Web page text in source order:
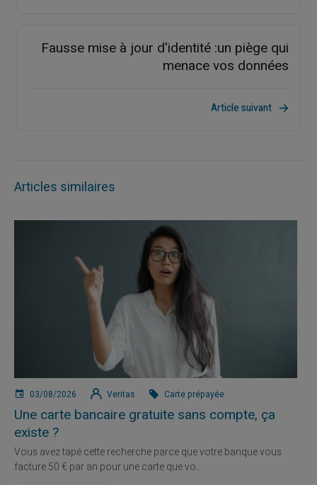
Fausse mise à jour d'identité :un piège qui
menace vos données
Article suivant
Articles similaires
03/08/2026 Veritas Carte prépayée
Une carte bancaire gratuite sans compte, ça
existe ?
Vous avez tapé cette recherche parce que votre banque vous
facture 50 € par an pour une carte que vo...